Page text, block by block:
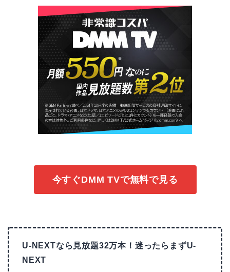
今すぐDMM TVで無料で見る
U-NEXTなら見放題32万本！迷ったらまずU-
NEXT